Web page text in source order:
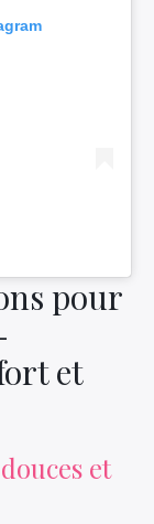
pour
et
et